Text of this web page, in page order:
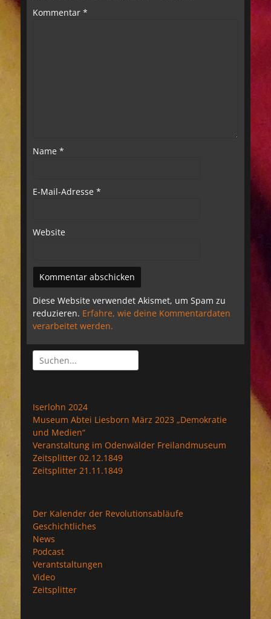
Kommentar *
Name *
E-Mail-Adresse *
Website
Diese Website verwendet Akismet, um Spam zu
reduzieren. Erfahre, wie deine Kommentardaten
verarbeitet werden.
Suchen
nach:
Iserlohn 2024
Museum Abtei Liesborn März 2023 „Demokratie
und Medien“
Veranstaltung im Odenwälder Freilandmuseum
Zeitsplitter 02.12.1849
Zeitsplitter 21.11.1849
Der Kalender der Revolutionsabläufe
Geschichtliches
News
Podcast
Verantstaltungen
Video
Zeitsplitter